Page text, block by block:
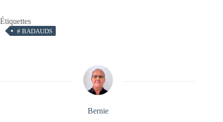
Étiquettes
# BADAUDS
Bernie